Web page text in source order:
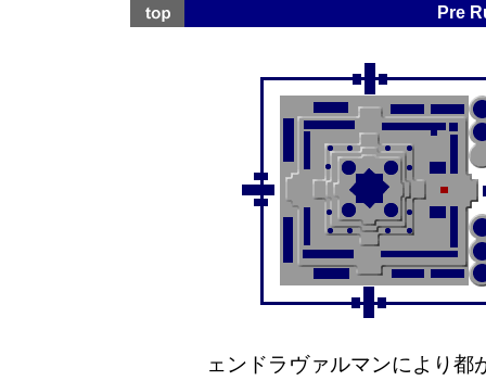
Pre
ェンドラヴァルマンにより都